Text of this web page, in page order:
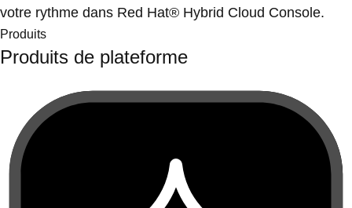
votre rythme dans Red Hat® Hybrid Cloud Console.
Produits
Produits de plateforme